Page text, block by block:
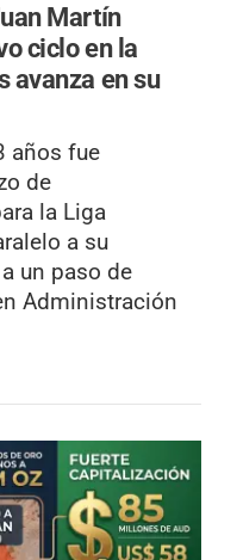
Martín
ciclo en la
avanza en su
años fue
de
la Liga
a su
un paso de
Administración